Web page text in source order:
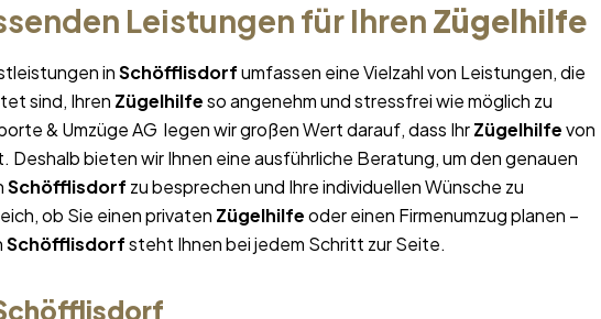
Leistungen für Ihren Zügelhilfe
inSchöfflisdorfumfassen eine Vielzahl von Leistungen, die
sind, Ihren Zügelhilfeso angenehm und stressfrei wie möglich zu
& Umzüge AG legen wir großen Wert darauf, dass IhrZügelhilfevon
Deshalb bieten wir Ihnen eine ausführliche Beratung, um den genauen
Schöfflisdorf zu besprechen und Ihre individuellen Wünsche zu
ob Sie einen privaten Zügelhilfeoder einen Firmenumzug planen –
Schöfflisdorfsteht Ihnen bei jedem Schritt zur Seite.